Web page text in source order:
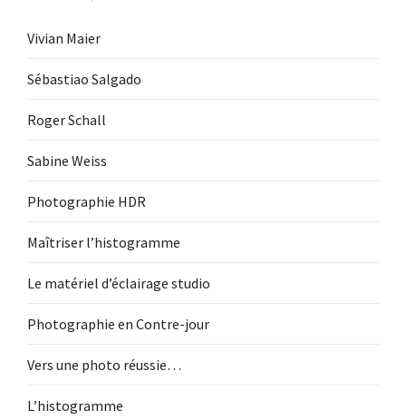
Vivian Maier
Sébastiao Salgado
Roger Schall
Sabine Weiss
Photographie HDR
Maîtriser l’histogramme
Le matériel d’éclairage studio
Photographie en Contre-jour
Vers une photo réussie…
L’histogramme